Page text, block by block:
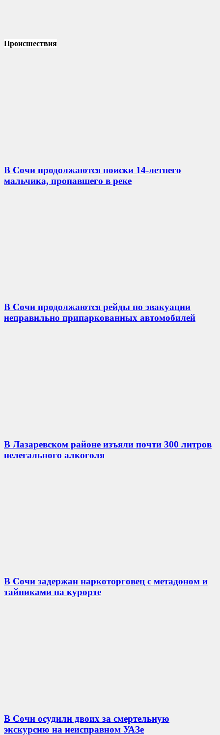
Происшествия
В Сочи продолжаются поиски 14-летнего
мальчика, пропавшего в реке
В Сочи продолжаются рейды по эвакуации
неправильно припаркованных автомобилей
В Лазаревском районе изъяли почти 300 литров
нелегального алкоголя
В Сочи задержан наркоторговец с метадоном и
тайниками на курорте
В Сочи осудили двоих за смертельную
экскурсию на неисправном УАЗе